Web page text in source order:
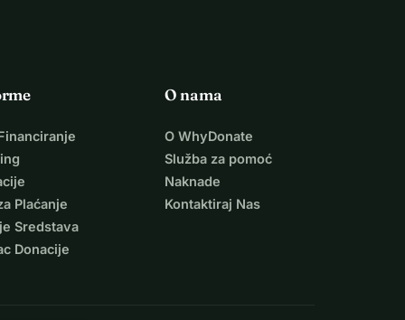
Plaćanje
Sredstava
Donacije
O nama
O WhyDonate
Služba za pomoć
Naknade
Kontaktiraj Nas